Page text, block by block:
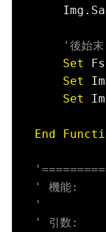
'後始末
Set
Set
Set
End
' 機能:　　
'
' 引数:　　